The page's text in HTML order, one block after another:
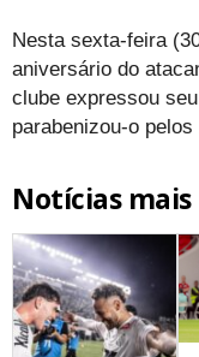
Nesta sexta-feira
aniversário do
clube expressou
parabenizou-o pelos
Notícias mais